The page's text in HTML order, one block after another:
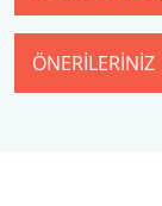
ÖNERILERINIZ